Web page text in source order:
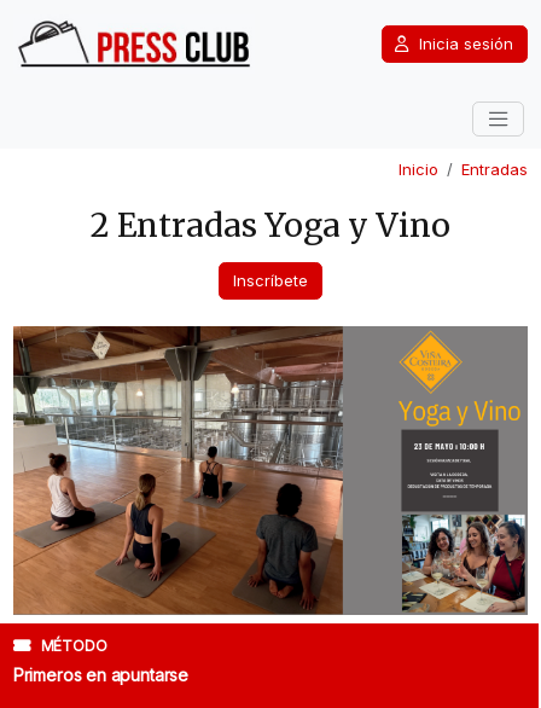
Inicia sesión
Inicio Entradas
2 Entradas Yoga y Vino
Inscríbete
MÉTODO
Primeros en apuntarse